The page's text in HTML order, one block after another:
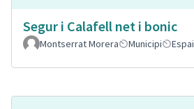
Segur i Calafell net i bonic
Montserrat Morera
Municipi